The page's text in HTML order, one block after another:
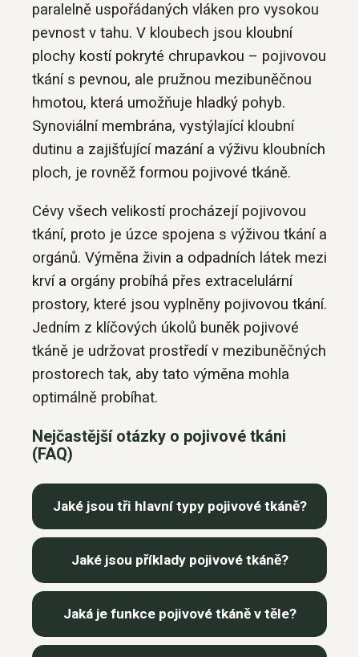
paralelně uspořádaných vláken pro vysokou
pevnost v tahu. V kloubech jsou kloubní
plochy kostí pokryté chrupavkou – pojivovou
tkání s pevnou, ale pružnou mezibuněčnou
hmotou, která umožňuje hladký pohyb.
Synoviální membrána, vystýlající kloubní
dutinu a zajišťující mazání a výživu kloubních
ploch, je rovněž formou pojivové tkáně.
Cévy všech velikostí procházejí pojivovou
tkání, proto je úzce spojena s výživou tkání a
orgánů. Výměna živin a odpadních látek mezi
krví a orgány probíhá přes extracelulární
prostory, které jsou vyplněny pojivovou tkání.
Jedním z klíčových úkolů buněk pojivové
tkáně je udržovat prostředí v mezibuněčných
prostorech tak, aby tato výměna mohla
optimálně probíhat.
Nejčastější otázky o pojivové tkáni
(FAQ)
Jaké jsou tři hlavní typy pojivové tkáně?
Jaké jsou příklady pojivové tkáně?
Jaká je funkce pojivové tkáně v těle?